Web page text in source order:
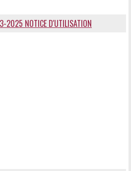
2025 NOTICE D'UTILISATION